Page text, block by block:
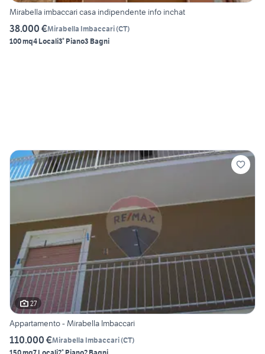
Mirabella imbaccari casa indipendente info inchat
38.000 €Mirabella Imbaccari(CT)
100 mq4 Locali3° Piano3 Bagni
27
Appartamento - Mirabella Imbaccari
110.000 €Mirabella Imbaccari(CT)